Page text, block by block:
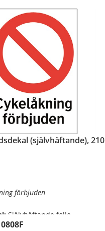
(självhäftande),
0808F
förbjuden
Självhäftande folie